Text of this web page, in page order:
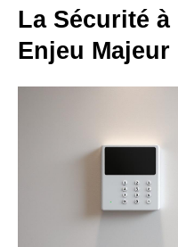
La Sécurité
Enjeu